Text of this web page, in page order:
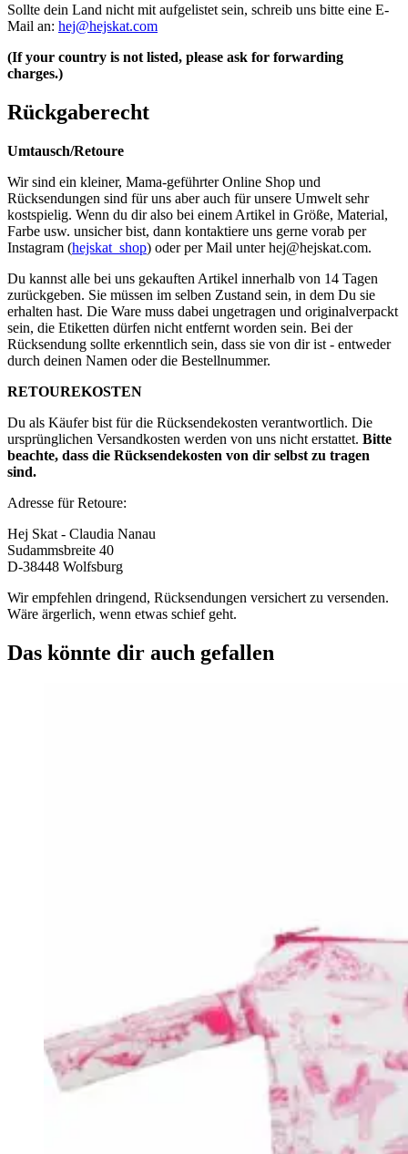
Sollte dein Land nicht mit aufgelistet sein, schreib uns bitte eine E-
Mail an: hej@hejskat.com
(If your country is not listed, please ask for forwarding
charges.)
Rückgaberecht
Umtausch/Retoure
Wir sind ein kleiner, Mama-geführter Online Shop und
Rücksendungen sind für uns aber auch für unsere Umwelt sehr
kostspielig. Wenn du dir also bei einem Artikel in Größe, Material,
Farbe usw. unsicher bist, dann kontaktiere uns gerne vorab per
Instagram (hejskat_shop) oder per Mail unterhej@hejskat.com.
Du kannst alle bei uns gekauften Artikel innerhalb von 14 Tagen
zurückgeben. Sie müssen im selben Zustand sein, in dem Du sie
erhalten hast. Die Ware muss dabei ungetragen und originalverpackt
sein, die Etiketten dürfen nicht entfernt worden sein. Bei der
Rücksendung sollte erkenntlich sein, dass sie von dir ist - entweder
durch deinen Namen oder die Bestellnummer.
RETOUREKOSTEN
Du als Käufer bist für die Rücksendekosten verantwortlich. Die
ursprünglichen Versandkosten werden von uns nicht erstattet. Bitte
beachte, dass die Rücksendekosten von dir selbst zu tragen
sind.
Adresse für Retoure:
Hej Skat - Claudia Nanau
Sudammsbreite 40
D-38448 Wolfsburg
Wir empfehlen dringend, Rücksendungen versichert zu versenden.
Wäre ärgerlich, wenn etwas schief geht.
Das könnte dir auch gefallen